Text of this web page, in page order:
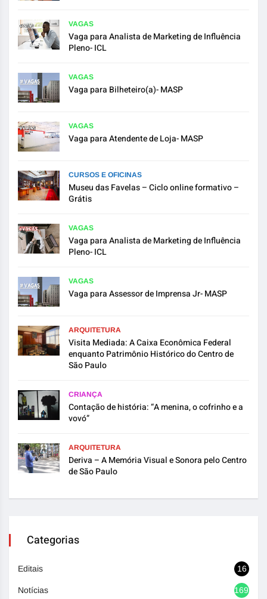
VAGAS
Vaga para Analista de Marketing de Influência
Pleno- ICL
VAGAS
Vaga para Bilheteiro(a)- MASP
VAGAS
Vaga para Atendente de Loja- MASP
CURSOS E OFICINAS
Museu das Favelas – Ciclo online formativo –
Grátis
VAGAS
Vaga para Analista de Marketing de Influência
Pleno- ICL
VAGAS
Vaga para Assessor de Imprensa Jr- MASP
ARQUITETURA
Visita Mediada: A Caixa Econômica Federal
enquanto Patrimônio Histórico do Centro de
São Paulo
CRIANÇA
Contação de história: “A menina, o cofrinho e a
vovó”
ARQUITETURA
Deriva – A Memória Visual e Sonora pelo Centro
de São Paulo
Categorias
Editais 16
Notícias 1692